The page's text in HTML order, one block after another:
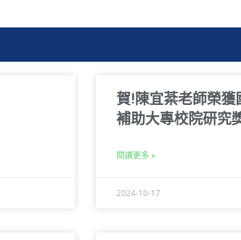
賀!陳宜棻老師榮
補助大專校院研究
閱讀更多 »
2024-10-17